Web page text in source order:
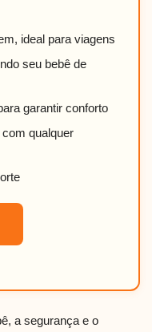
ideal para viagens
seu bebê de
garantir conforto
qualquer
a segurança e o